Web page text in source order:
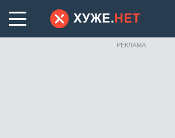
РЕКЛАМА